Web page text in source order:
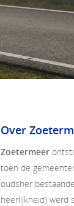
Over
Zoetermeer
toen de
oudsher
heerlijkheid) werd